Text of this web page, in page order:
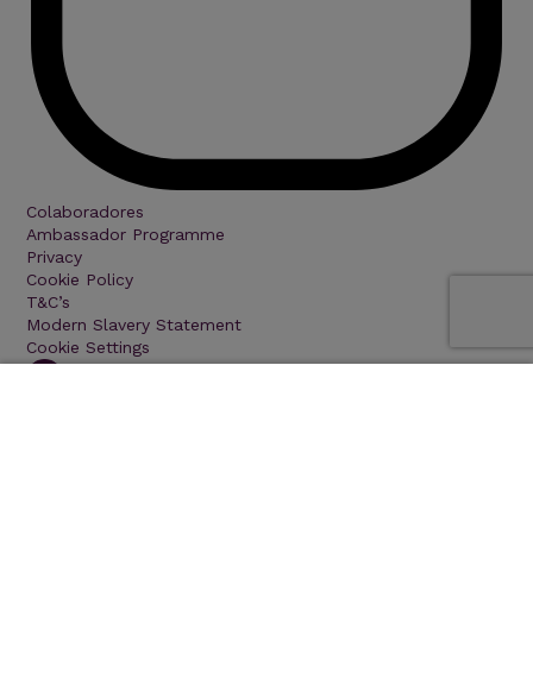
Colaboradores
Ambassador Programme
Privacy
Cookie Policy
T&C’s
Modern Slavery Statement
Cookie Settings